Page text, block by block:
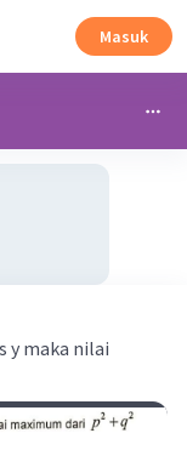
Masuk
y maka nilai